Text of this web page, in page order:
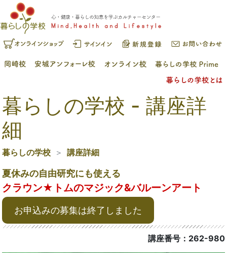
暮らしの学校 - 講座詳
細
暮らしの学校 講座詳細
夏休みの自由研究にも使える
クラウン★トムのマジック&バルーンアート
お申込みの募集は終了しました
講座番号：262-980